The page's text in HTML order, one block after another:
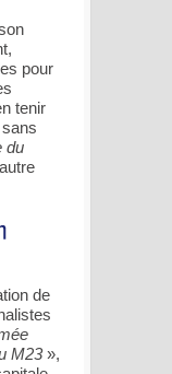
pour
tenir
du
de
M23»,